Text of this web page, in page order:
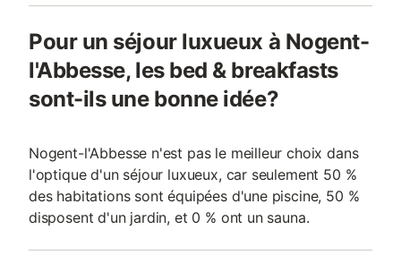
Pour un séjour luxueux à Nogent-
l'Abbesse, les bed & breakfasts
sont-ils une bonne idée?
Nogent-l'Abbesse n'est pas le meilleur choix dans
l'optique d'un séjour luxueux, car seulement 50 %
des habitations sont équipées d'une piscine, 50 %
disposent d'un jardin, et 0 % ont un sauna.